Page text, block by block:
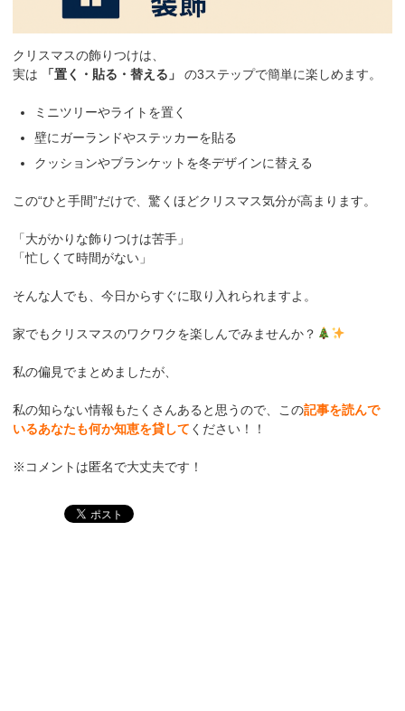
クリスマスの飾りつけは、
実は
「置く・貼る・替える」 の3ステップで簡単に楽しめます。
ミニツリーやライトを置く
壁にガーランドやステッカーを貼る
クッションやブランケットを冬デザインに替える
この“ひと手間”だけで、驚くほどクリスマス気分が高まります。
「大がかりな飾りつけは苦手」
「忙しくて時間がない」
そんな人でも、今日からすぐに取り入れられますよ。
家でもクリスマスのワクワクを楽しんでみませんか？
私の偏見でまとめましたが、
私の知らない情報もたくさんあると思うので、この記事を読んで
いるあなたも何か知恵を貸して ください！！
※コメントは匿名で大丈夫です！